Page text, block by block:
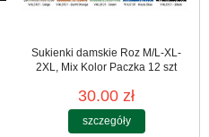
Sukienki damskie Roz M/L-XL-
2XL, Mix Kolor Paczka 12 szt
30.00 zł
szczegóły